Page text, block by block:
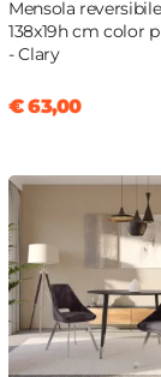
Mensola reversibile
138x19h cm color
- Clary
€ 63,00